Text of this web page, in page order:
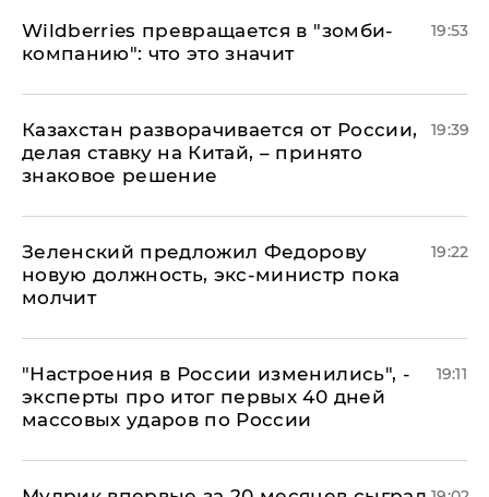
Wildberries превращается в "зомби-
компанию": что это значит
19:53
Казахстан разворачивается от России,
делая ставку на Китай, – принято
знаковое решение
19:39
Зеленский предложил Федорову
новую должность, экс-министр пока
молчит
19:22
"Настроения в России изменились", -
эксперты про итог первых 40 дней
массовых ударов по России
19:11